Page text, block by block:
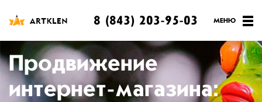
8 (843) 203-95-03
Продвижение
интернет-магазина: